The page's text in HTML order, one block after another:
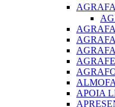
APOIA